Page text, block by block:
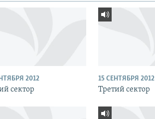
2012
сектор
15 СЕНТЯБРЯ 2012
Третий сектор